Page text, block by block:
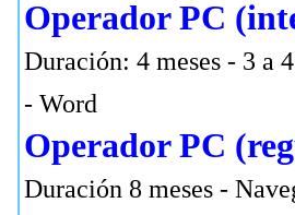
Operador PC
Duración: 4 meses - 3 a
- Word
Operador PC
Duración 8 meses -